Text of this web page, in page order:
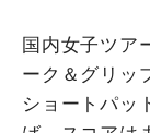
国内女子ツア
ーク＆グリッ
ショートパッ